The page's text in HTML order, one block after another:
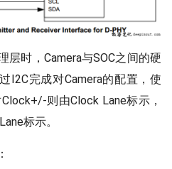
层时，Camera与SOC之间的硬
I2C完成对Camera的配置，使
则由Clock Lane标示，
标示。